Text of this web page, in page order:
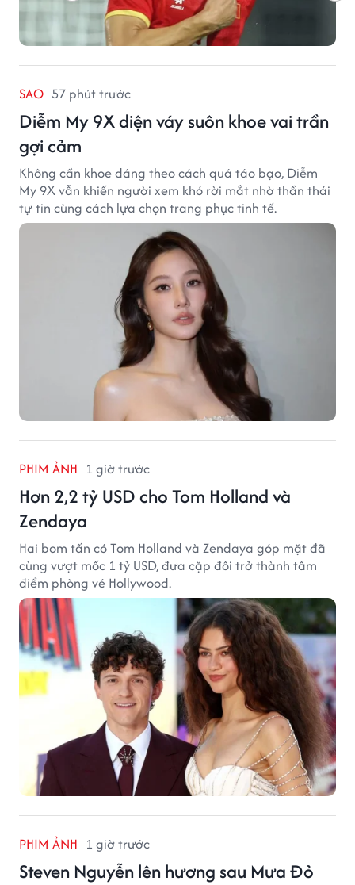
SAO 57 phút trước
Diễm My 9X diện váy suôn khoe vai trần
gợi cảm
Không cần khoe dáng theo cách quá táo bạo, Diễm
My 9X vẫn khiến người xem khó rời mắt nhờ thần thái
tự tin cùng cách lựa chọn trang phục tinh tế.
PHIM ẢNH 1 giờ trước
Hơn 2,2 tỷ USD cho Tom Holland và
Zendaya
Hai bom tấn có Tom Holland và Zendaya góp mặt đã
cùng vượt mốc 1 tỷ USD, đưa cặp đôi trở thành tâm
điểm phòng vé Hollywood.
PHIM ẢNH 1 giờ trước
Steven Nguyễn lên hương sau Mưa Đỏ